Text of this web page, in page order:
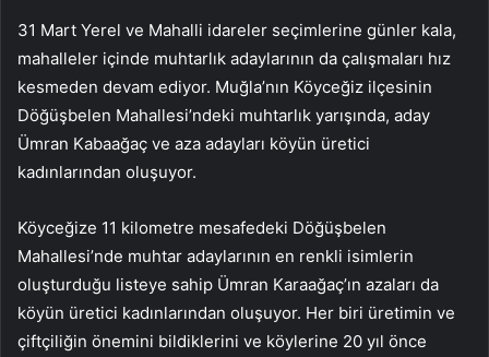
31 Mart Yerel ve Mahalli idareler seçimlerine günler kala,
mahalleler içinde muhtarlık adaylarının da çalışmaları hız
kesmeden devam ediyor. Muğla’nın Köyceğiz ilçesinin
Döğüşbelen Mahallesi’ndeki muhtarlık yarışında, aday
Ümran Kabaağaç ve aza adayları köyün üretici
kadınlarından oluşuyor.
Köyceğize 11 kilometre mesafedeki Döğüşbelen
Mahallesi’nde muhtar adaylarının en renkli isimlerin
oluşturduğu listeye sahip Ümran Karaağaç’ın azaları da
köyün üretici kadınlarından oluşuyor. Her biri üretimin ve
çiftçiliğin önemini bildiklerini ve köylerine 20 yıl önce